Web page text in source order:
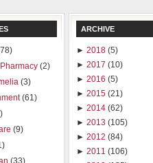
(2)
(3)
(61)
(9)
(33)
ARCHIVE
► 2018 (5)
► 2017 (10)
► 2016 (5)
► 2015 (21)
► 2014 (62)
► 2013 (105)
► 2012 (84)
► 2011 (106)